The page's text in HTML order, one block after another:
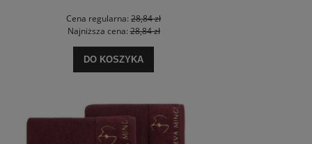
Cena regularna: 28,84 zł
Najniższa cena:28,84 zł
DO KOSZYKA